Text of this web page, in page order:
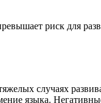
риск для
случаях
языка.